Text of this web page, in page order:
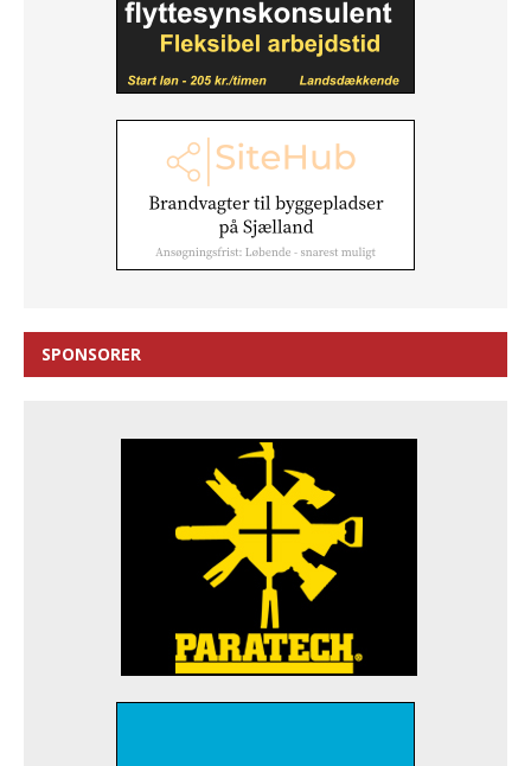
SPONSORER